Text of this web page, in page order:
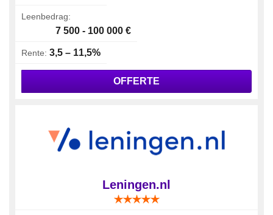
Leenbedrag:
7 500 - 100 000 €
Rente: 3,5 – 11,5%
OFFERTE
Leningen.nl